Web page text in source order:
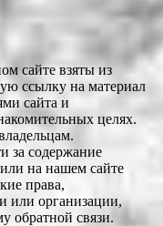
сайте взяты из
ссылку на материал
сайта и
целях.
за содержание
на нашем сайте
права,
или организации,
обратной связи.